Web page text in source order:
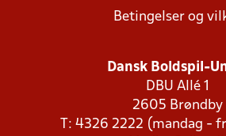
Betingelser og
Dansk Boldspil-
DBU Allé 1
2605 Brøndby
T: 4326 2222 (mandag -